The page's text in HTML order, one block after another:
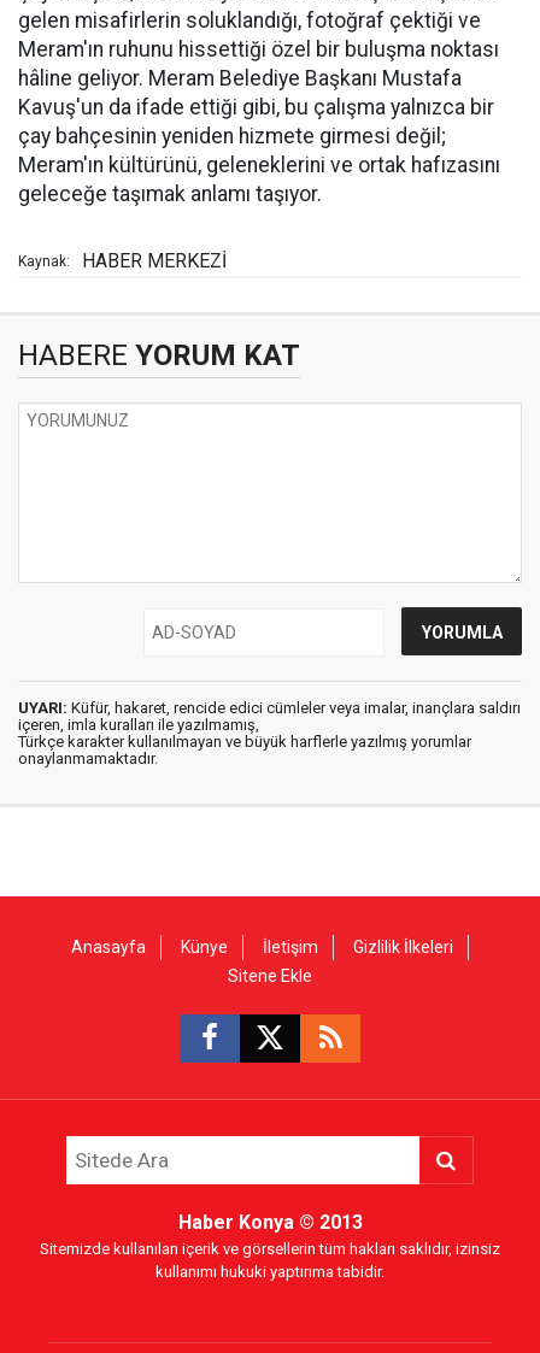
gelen misafirlerin soluklandığı, fotoğraf çektiği ve
Meram'ın ruhunu hissettiği özel bir buluşma noktası
hâline geliyor. Meram Belediye Başkanı Mustafa
Kavuş'un da ifade ettiği gibi, bu çalışma yalnızca bir
çay bahçesinin yeniden hizmete girmesi değil;
Meram'ın kültürünü, geleneklerini ve ortak hafızasını
geleceğe taşımak anlamı taşıyor.
Kaynak: HABER MERKEZİ
HABERE YORUM KAT
UYARI: Küfür, hakaret, rencide edici cümleler veya imalar, inançlara saldırı
içeren, imla kuralları ile yazılmamış,
Türkçe karakter kullanılmayan ve büyük harflerle yazılmış yorumlar
onaylanmamaktadır.
Anasayfa Künye İletişim
Gizlilik İlkeleri
Sitene Ekle
Haber Konya© 2013
Sitemizde kullanılan içerik ve görsellerin tüm hakları saklıdır, izinsiz
kullanımı hukuki yaptırıma tabidir.